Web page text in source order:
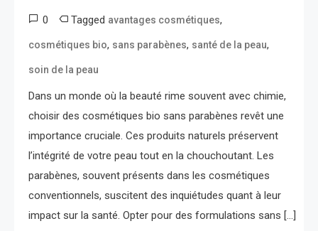
0 Tagged avantages cosmétiques,
cosmétiques bio, sans parabènes, santé de la peau,
soin de la peau
Dans un monde où la beauté rime souvent avec chimie,
choisir des cosmétiques bio sans parabènes revêt une
importance cruciale. Ces produits naturels préservent
l’intégrité de votre peau tout en la chouchoutant. Les
parabènes, souvent présents dans les cosmétiques
conventionnels, suscitent des inquiétudes quant à leur
impact sur la santé. Opter pour des formulations sans […]